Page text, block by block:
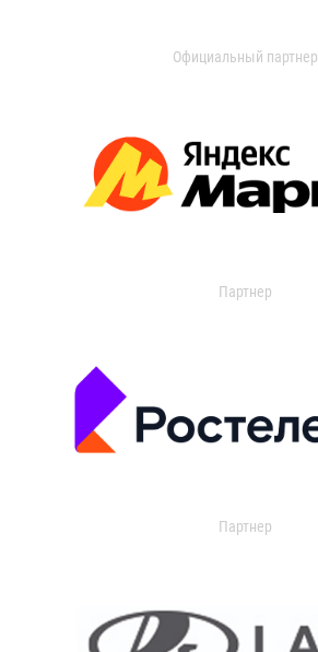
Официальный партнер
Партнер
Партнер